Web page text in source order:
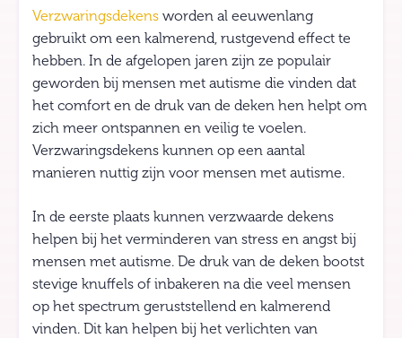
Verzwaringsdekens worden al eeuwenlang
gebruikt om een kalmerend, rustgevend effect te
hebben. In de afgelopen jaren zijn ze populair
geworden bij mensen met autisme die vinden dat
het comfort en de druk van de deken hen helpt om
zich meer ontspannen en veilig te voelen.
Verzwaringsdekens kunnen op een aantal
manieren nuttig zijn voor mensen met autisme.
In de eerste plaats kunnen verzwaarde dekens
helpen bij het verminderen van stress en angst bij
mensen met autisme. De druk van de deken bootst
stevige knuffels of inbakeren na die veel mensen
op het spectrum geruststellend en kalmerend
vinden. Dit kan helpen bij het verlichten van